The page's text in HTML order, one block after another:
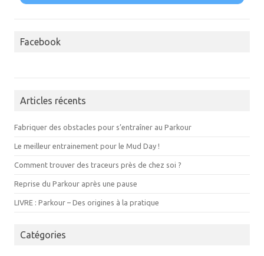
Facebook
Articles récents
Fabriquer des obstacles pour s’entraîner au Parkour
Le meilleur entrainement pour le Mud Day !
Comment trouver des traceurs près de chez soi ?
Reprise du Parkour après une pause
LIVRE : Parkour – Des origines à la pratique
Catégories